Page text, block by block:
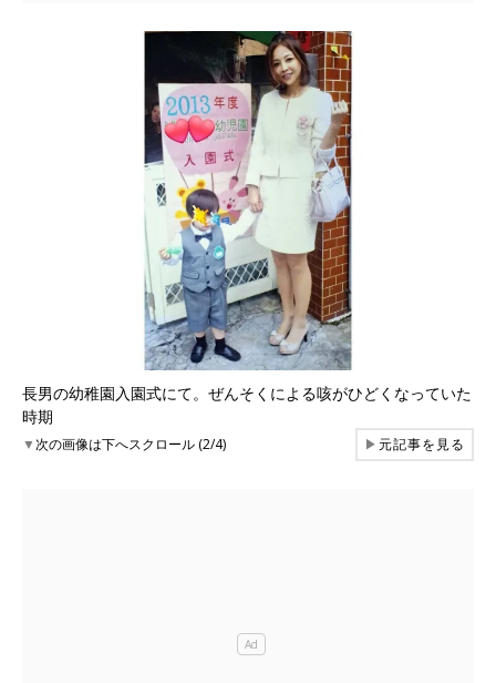
長男の幼稚園入園式にて。ぜんそくによる咳がひどくなっていた
時期
▼次の画像は下へスクロール (2/4) ▶元記事を見る